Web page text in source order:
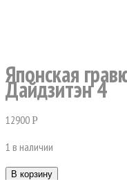
Японская
Дайдзитэн 4
12900Р
1 в наличии
В корзину